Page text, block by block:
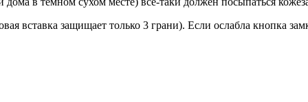
вставка защищает только 3 грани). Если ослабла кнопка